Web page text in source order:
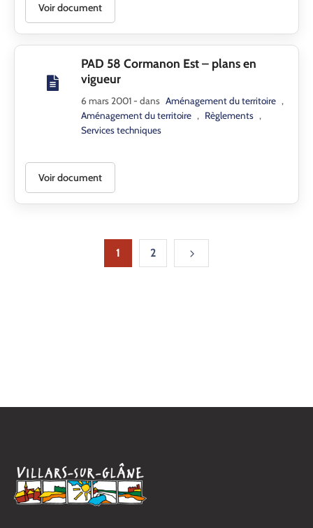
Voir document
PAD 58 Cormanon Est – plans en
vigueur
6 mars 2001- dans Aménagement du territoire ,
Aménagement du territoire , Règlements ,
Services techniques
Voir document
1 2